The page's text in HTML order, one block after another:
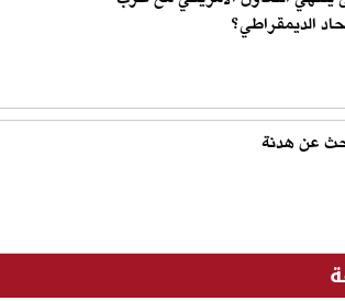
الديمقراطي؟
عن هدنة